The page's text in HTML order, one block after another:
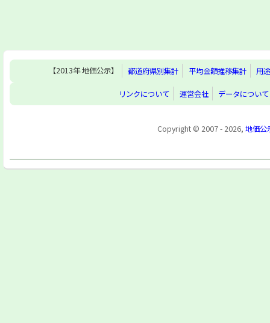
【2013年 地価公示】 都道府県別集計 平均金額推移集計 用
リンクについて 運営会社 データについて
Copyright © 2007 - 2026, 地価公